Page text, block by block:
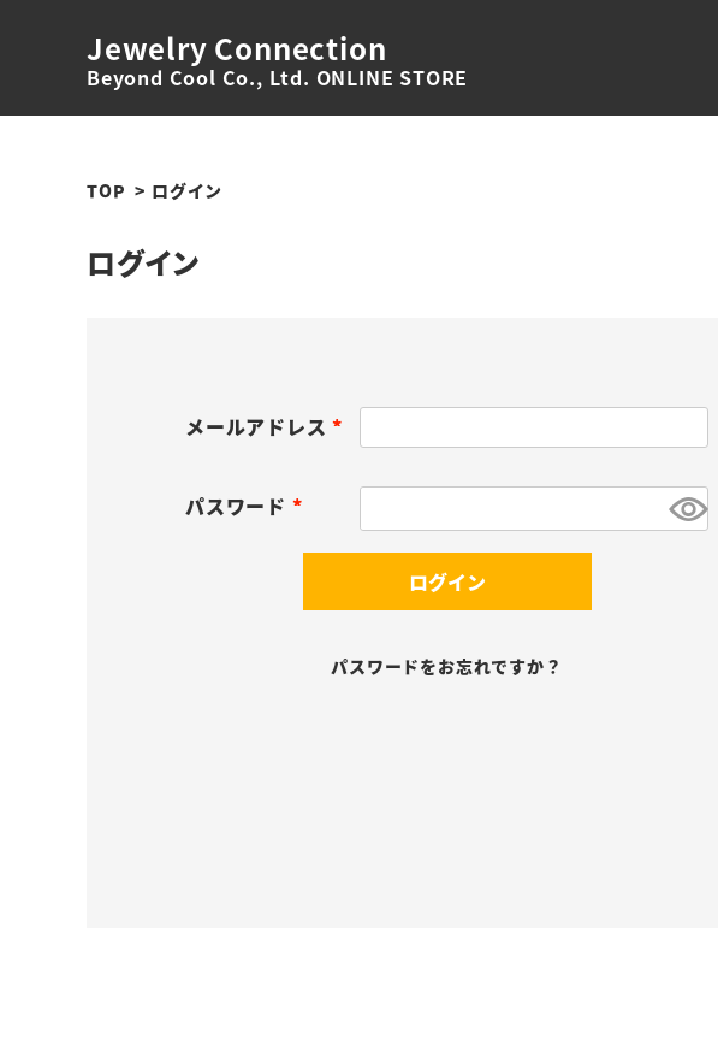
Jewelry Connection
Beyond Cool Co., Ltd. ONLINE STORE
TOP ログイン
ログイン
メールアドレス
パスワード
ログイン
パスワードをお忘れですか？